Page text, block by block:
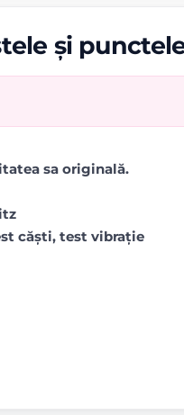
și
sa originală.
căști, test vibrație